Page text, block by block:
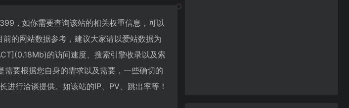
，如你需要查询该站的相关权重信息，可以
前的网站数据参考，建议大家请以爱站数据为
的访问速度、搜索引擎收录以及索
要根据您自身的需求以及需要，一些确切的
行洽谈提供。如该站的IP、PV、跳出率等！